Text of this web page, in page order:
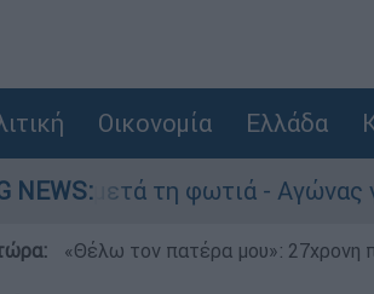
Οικονομία Ελλάδα
NEWS:
φωτιά - Αγώνας για
«Θέλω τον πατέρα μου»: 27χρονη